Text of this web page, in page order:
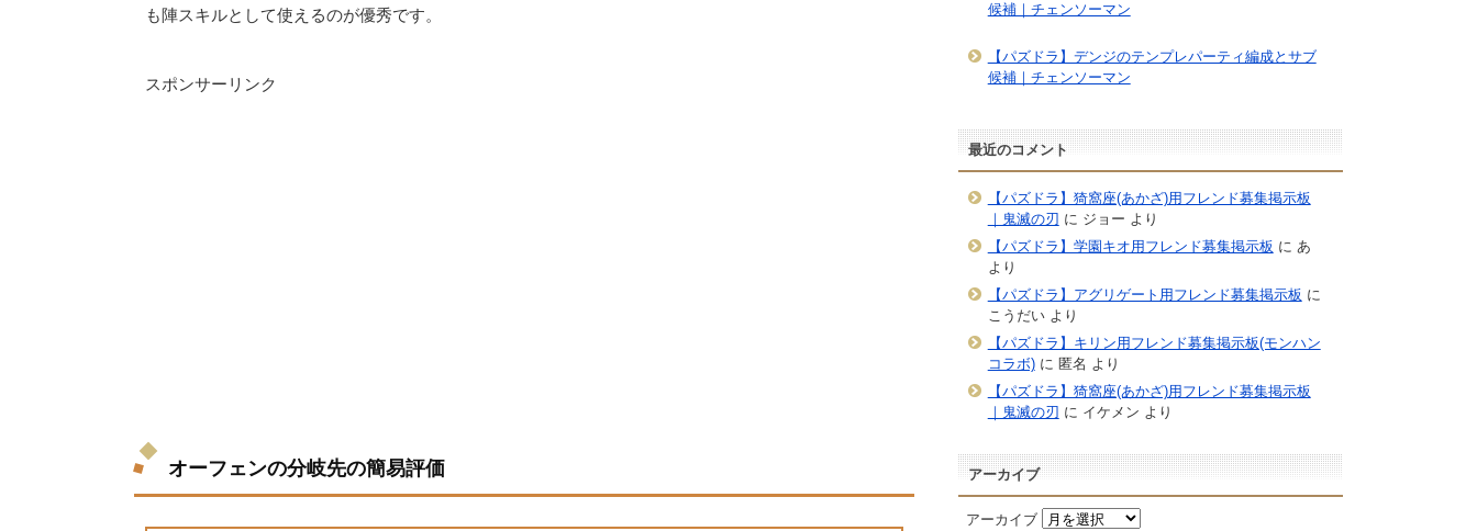
も陣スキルとして使えるのが優秀です。
スポンサーリンク
オーフェンの分岐先の簡易評価
候補｜チェンソーマン
【パズドラ】デンジのテンプレパーティ編成とサブ
候補｜チェンソーマン
最近のコメント
【パズドラ】猗窩座(あかざ)用フレンド募集掲示板
｜鬼滅の刃 に ジョー より
【パズドラ】学園キオ用フレンド募集掲示板 に あ
より
【パズドラ】アグリゲート用フレンド募集掲示板 に
こうだいより
【パズドラ】キリン用フレンド募集掲示板(モンハン
コラボ)に 匿名 より
【パズドラ】猗窩座(あかざ)用フレンド募集掲示板
｜鬼滅の刃 に イケメン より
アーカイブ
アーカイブ